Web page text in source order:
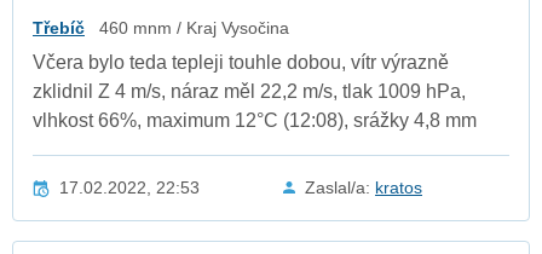
Třebíč 460 mnm / Kraj Vysočina
Včera bylo teda tepleji touhle dobou, vítr výrazně
zklidnil Z 4 m/s, náraz měl 22,2 m/s, tlak 1009 hPa,
vlhkost 66%, maximum 12°C (12:08), srážky 4,8 mm
17.02.2022, 22:53 Zaslal/a: kratos